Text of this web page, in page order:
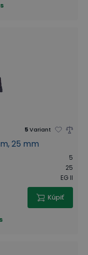
5Variant
25 mm
5
25
EG II
Kúpiť